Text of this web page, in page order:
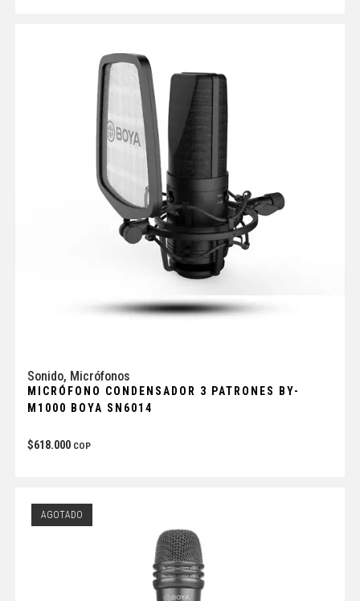
Sonido, Micrófonos
MICRÓFONO CONDENSADOR 3 PATRONES BY-
M1000 BOYA SN6014
$618.000 COP
AGOTADO